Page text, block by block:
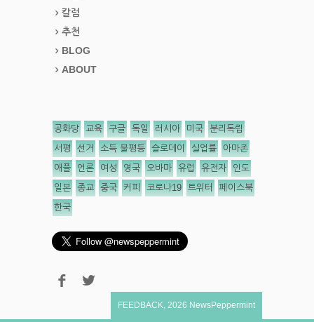
칼럼
추천
BLOG
ABOUT
공화당 교육 구글 독일 러시아 미국 분리독립
서평 선거 소득 불평등 슬로데이 실업률 아마존
애플 언론 여성 영국 오바마 유럽 유전자 인도
일본 종교 중국 커피 코로나19 트위터 페이스북
한국
FEEDBACK 2026 NewsPeppermint